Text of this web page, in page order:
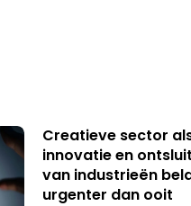
Creatieve sector
innovatie en
van industrieën
urgenter dan ooit